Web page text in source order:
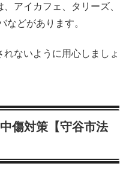
アイカフェ、タリーズ、
などがあります。
ないように用心しましょ
傷対策【守谷市法